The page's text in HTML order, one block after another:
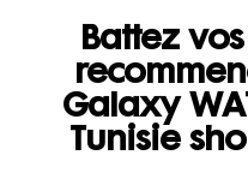
Battez
Galaxy
Tunisie